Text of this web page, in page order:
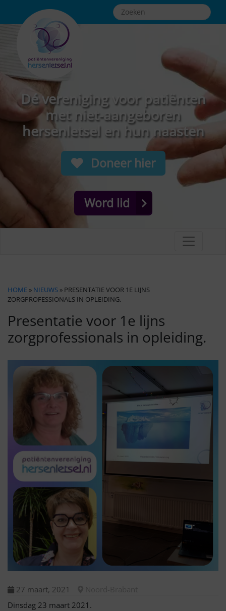
Dé vereniging voor patiënten
met niet-aangeboren
hersenletsel en hun naasten
Doneer hier
Word lid
HOME » NIEUWS » PRESENTATIE VOOR 1E LIJNS
ZORGPROFESSIONALS IN OPLEIDING.
Presentatie voor 1e lijns
zorgprofessionals in opleiding.
27 maart, 2021
Dinsdag 23 maart 2021.